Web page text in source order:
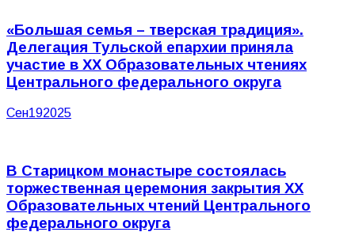
«Большая семья – тверская традиция».
Делегация Тульской епархии приняла
участие в XХ Образовательных чтениях
Центрального федерального округа
Сен192025
В Старицком монастыре состоялась
торжественная церемония закрытия XX
Образовательных чтений Центрального
федерального округа